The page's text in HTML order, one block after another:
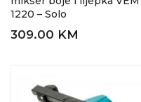
1220 – Solo
309.00 KM